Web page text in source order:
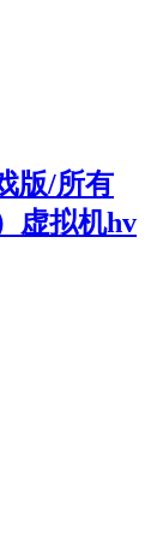
版/所有
虚拟机hv